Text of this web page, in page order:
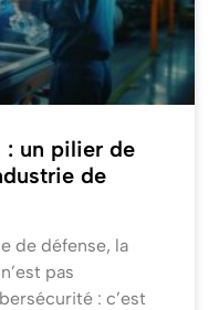
: un pilier de
de
de défense, la
pas
: c’est